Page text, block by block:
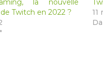
Twitch en 2022 ?
11